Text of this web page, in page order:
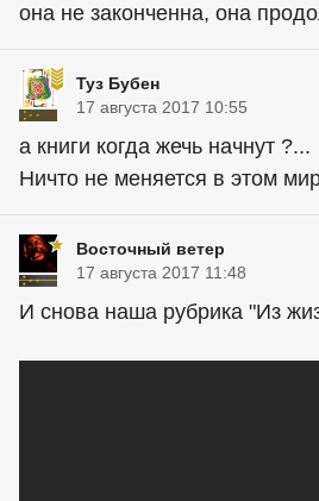
она не законченна, она
Туз Бубен
17 августа 2017 10:55
а книги когда жечь начнут ?...
Ничто не меняется в этом
Восточный ветер
17 августа 2017 11:48
И снова наша рубрика "Из